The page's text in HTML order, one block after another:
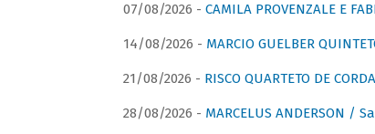
07/08/2026 - CAMILA PROVENZALE E
14/08/2026 - MARCIO GUELBER
21/08/2026 - RISCO QUARTETO DE
28/08/2026 - MARCELUS ANDERSON /